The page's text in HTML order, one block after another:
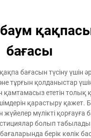
бағасы
бағасын түсіну үшін
тұрғын қолданыстар
қамтамасыз ететін толық
қарастыру қажет.
мүлікті қорғауға
болып
берік көлік